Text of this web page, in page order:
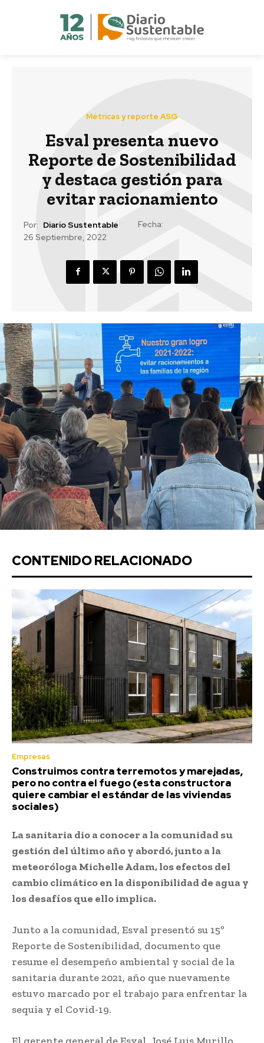
Métricas y reporte ASG
Esval presenta nuevo
Reporte de Sostenibilidad
y destaca gestión para
evitar racionamiento
Por: Diario Sustentable
Fecha:
26 Septiembre, 2022
CONTENIDO RELACIONADO
Empresas
Construimos contra terremotos y marejadas,
pero no contra el fuego (esta constructora
quiere cambiar el estándar de las viviendas
sociales)
La sanitaria dio a conocer a la comunidad su
gestión del último año y abordó, junto a la
meteoróloga Michelle Adam, los efectos del
cambio climático en la disponibilidad de agua y
los desafíos que ello implica.
Junto a la comunidad, Esval presentó su 15º
Reporte de Sostenibilidad, documento que
resume el desempeño ambiental y social de la
sanitaria durante 2021, año que nuevamente
estuvo marcado por el trabajo para enfrentar la
sequía y el Covid-19.